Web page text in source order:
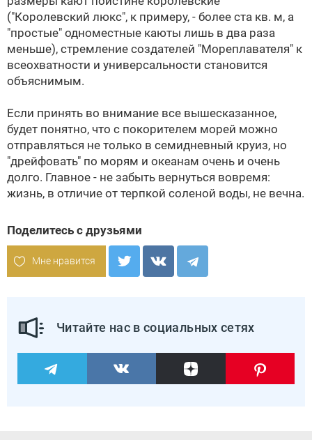
("Королевский люкс", к примеру, - более ста кв. м, а
"простые" одноместные каюты лишь в два раза
меньше), стремление создателей "Мореплавателя" к
всеохватности и универсальности становится
объяснимым.
Если принять во внимание все вышесказанное,
будет понятно, что с покорителем морей можно
отправляться не только в семидневный круиз, но
"дрейфовать" по морям и океанам очень и очень
долго. Главное - не забыть вернуться вовремя:
жизнь, в отличие от терпкой соленой воды, не вечна.
Поделитесь с друзьями
Мне нравится
Читайте нас в социальных сетях